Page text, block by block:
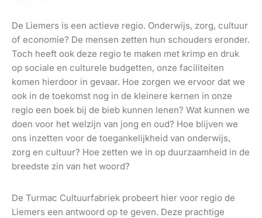
De Liemers is een actieve regio. Onderwijs, zorg, cultuur
of economie? De mensen zetten hun schouders eronder.
Toch heeft ook deze regio te maken met krimp en druk
op sociale en culturele budgetten, onze faciliteiten
komen hierdoor in gevaar. Hoe zorgen we ervoor dat we
ook in de toekomst nog in de kleinere kernen in onze
regio een boek bij de bieb kunnen lenen? Wat kunnen we
doen voor het welzijn van jong en oud? Hoe blijven we
ons inzetten voor de toegankelijkheid van onderwijs,
zorg en cultuur? Hoe zetten we in op duurzaamheid in de
breedste zin van het woord?
De Turmac Cultuurfabriek probeert hier voor regio de
Liemers een antwoord op te geven. Deze prachtige